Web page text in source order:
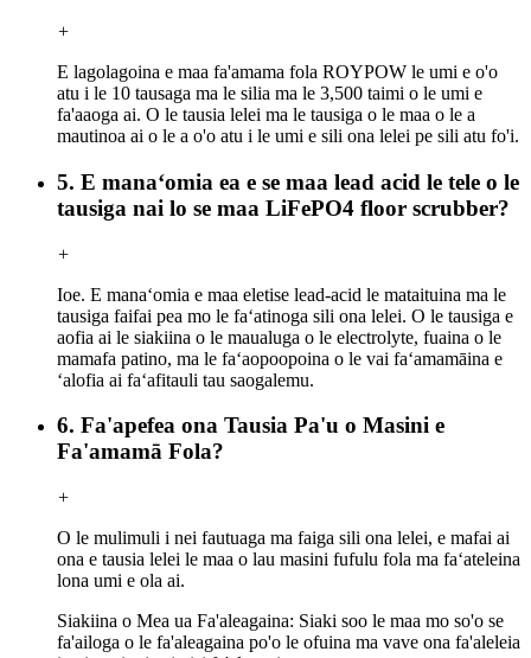
+
E lagolagoina e maa fa'amama fola ROYPOW le umi e o'o
atu i le 10 tausaga ma le silia ma le 3,500 taimi o le umi e
fa'aaoga ai. O le tausia lelei ma le tausiga o le maa o le a
mautinoa ai o le a o'o atu i le umi e sili ona lelei pe sili atu fo'i.
5. E manaʻomia ea e se maa lead acid le tele o le
tausiga nai lo se maa LiFePO4 floor scrubber?
+
Ioe. E manaʻomia e maa eletise lead-acid le mataituina ma le
tausiga faifai pea mo le faʻatinoga sili ona lelei. O le tausiga e
aofia ai le siakiina o le maualuga o le electrolyte, fuaina o le
mamafa patino, ma le faʻaopoopoina o le vai faʻamamāina e
ʻalofia ai faʻafitauli tau saogalemu.
6. Fa'apefea ona Tausia Pa'u o Masini e
Fa'amamā Fola?
+
O le mulimuli i nei fautuaga ma faiga sili ona lelei, e mafai ai
ona e tausia lelei le maa o lau masini fufulu fola ma faʻateleina
lona umi e ola ai.
Siakiina o Mea ua Fa'aleagaina: Siaki soo le maa mo so'o se
fa'ailoga o le fa'aleagaina po'o le ofuina ma vave ona fa'aleleia